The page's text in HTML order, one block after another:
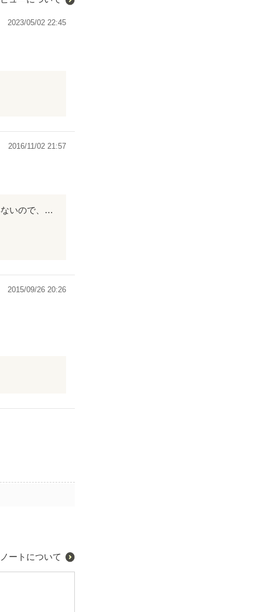
2023/05/02 22:45
2016/11/02 21:57
吹奏楽部でトランペットを吹いてます。 どれもあるあるで面白い！ 後輩がまだいないので、入ってきたらまた読み返したいなぁ〜と思いました！
2015/09/26 20:26
も妹も同じ
ートについて